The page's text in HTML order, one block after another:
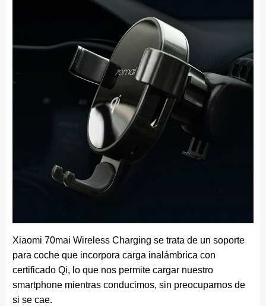
Xiaomi 70mai Wireless Charging se trata de un soporte
para coche que incorpora carga inalámbrica con
certificado Qi, lo que nos permite cargar nuestro
smartphone mientras conducimos, sin preocuparnos de
si se cae.